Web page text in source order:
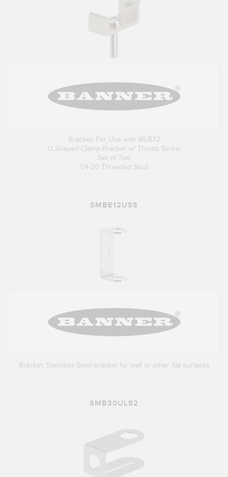
Bracket: For Use with WLB32
U Shaped Clamp Bracket w/ Thumb Screw
Set of Two
1/4-20 Threaded Stud
SMBE12USS
Bracket: Stainless Steel bracket for wall or other flat surfaces
SMB30UL52